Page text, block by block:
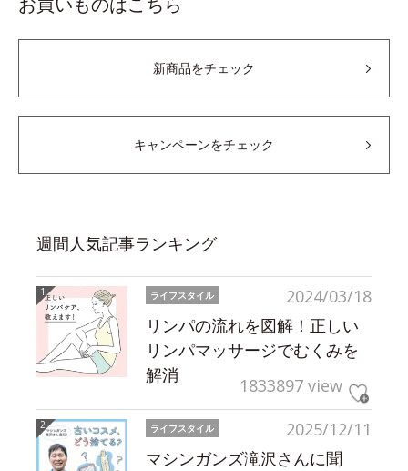
新商品をチェック
キャンペーンをチェック
週間人気記事ランキング
2024/03/18
ライフスタイル
リンパの流れを図解！正しい
リンパマッサージでむくみを
解消
1833897 view
2025/12/11
ライフスタイル
マシンガンズ滝沢さんに聞